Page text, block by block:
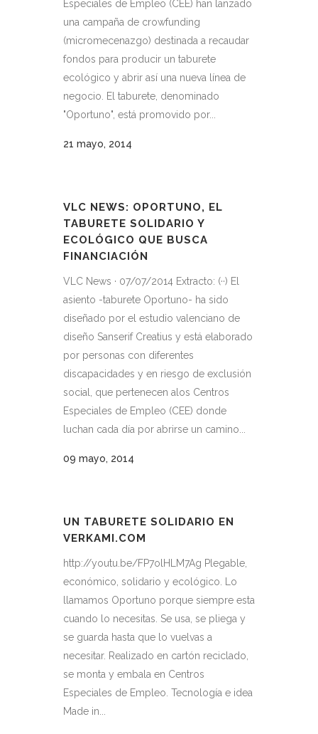
Especiales de Empleo (CEE) han lanzado
una campaña de crowfunding
(micromecenazgo) destinada a recaudar
fondos para producir un taburete
ecológico y abrir así una nueva línea de
negocio. El taburete, denominado
"Oportuno", está promovido por...
21 mayo, 2014
VLC NEWS: OPORTUNO, EL
TABURETE SOLIDARIO Y
ECOLÓGICO QUE BUSCA
FINANCIACIÓN
VLC News · 07/07/2014 Extracto: (··) El
asiento -taburete Oportuno- ha sido
diseñado por el estudio valenciano de
diseño Sanserif Creatius y está elaborado
por personas con diferentes
discapacidades y en riesgo de exclusión
social, que pertenecen alos Centros
Especiales de Empleo (CEE) donde
luchan cada día por abrirse un camino...
09 mayo, 2014
UN TABURETE SOLIDARIO EN
VERKAMI.COM
http://youtu.be/FP7olHLM7Ag Plegable,
económico, solidario y ecológico. Lo
llamamos Oportuno porque siempre esta
cuando lo necesitas. Se usa, se pliega y
se guarda hasta que lo vuelvas a
necesitar. Realizado en cartón reciclado,
se monta y embala en Centros
Especiales de Empleo. Tecnología e idea
Made in...